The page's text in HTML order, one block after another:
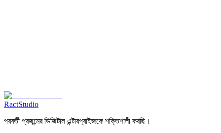
RactStudio
পরবর্তী প্রজন্মের ডিজিটাল এন্টারপ্রাইজকে শক্তিশালী করছি।